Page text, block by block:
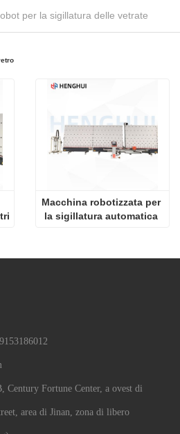
per la sigillatura delle vetrate
Macchina robotizzata per
la sigillatura automatica
Century Fortune Center, a ovest di
area di Jinan, zona di libero